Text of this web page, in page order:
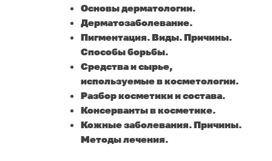
Основы дерматологии.
Дерматозаболевание.
Пигментация. Виды. Причины.
Способы борьбы.
Средства и сырье,
используемые в косметологии.
Разбор косметики и состава.
Консерванты в косметике.
Кожные заболевания. Причины.
Методы лечения.